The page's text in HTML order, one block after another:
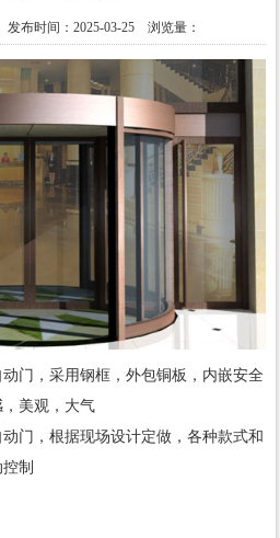
布时间：2025-03-25 浏览量：
门，采用钢框，外包铜板，内嵌安全
美观，大气
门，根据现场设计定做，各种款式和
制